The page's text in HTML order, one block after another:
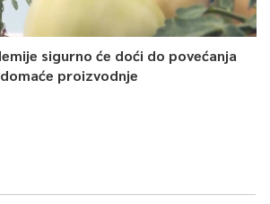
sigurno će doći do povećanja
domaće proizvodnje